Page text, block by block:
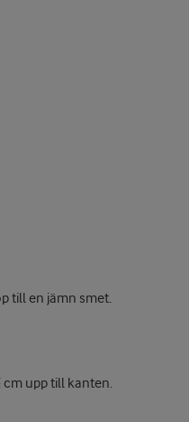
till en jämn smet.
cm upp till kanten.